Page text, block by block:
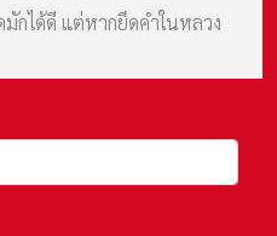
กได้ดี แต่หากยึดคำในหลวง